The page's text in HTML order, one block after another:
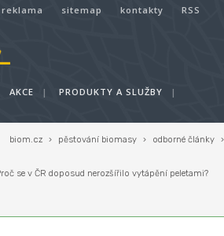
sitemap kontakty RSS
AKCE | PRODUKTY A SLUŽBY
|
biom.cz › pěstování biomasy › odborné články ›
se v ČR doposud nerozšířilo vytápění peletami?